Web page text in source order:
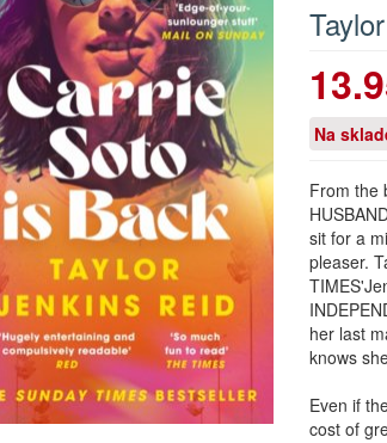
Na
From the
sit for a
pleaser.
her last
knows
Even if
cost of